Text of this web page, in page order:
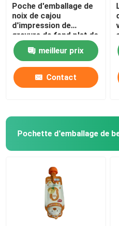
Poche d'emballage de
noix de cajou
d'impression de
gravure de fond plat de
poches d'emballage
alimentaire d'OEM
meilleur prix
Contact
Pochette d'emballage de